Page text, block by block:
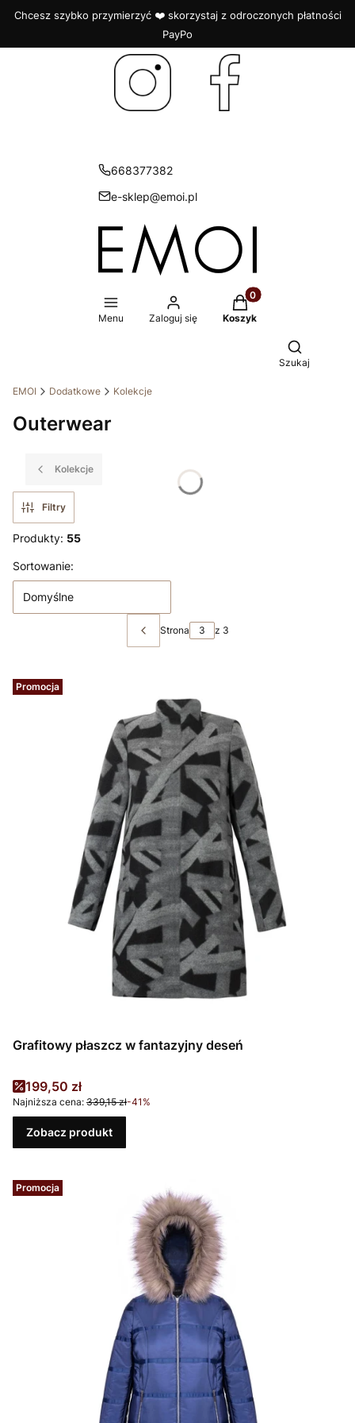
Chcesz szybko przymierzyć ❤️ skorzystaj z odroczonych płatności
PayPo
668377382
e-sklep@emoi.pl
Menu Zaloguj się
Produkty w
Koszyk
Otwórz
Szukaj
EMOI Dodatkowe Kolekcje
Outerwear
Kolekcje
Filtry
Produkty: 55
Lista produktów
Sortowanie:
Domyślne
Poprzednie produkty
Strona z 3
Promocja
Grafitowy płaszcz w fantazyjny deseń
Cena promocyjna
199,50 zł
Najniższa cena: 339,15 zł-41%
Zobacz produkt
Promocja